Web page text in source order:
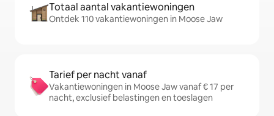
Totaal aantal vakantiewoningen
Ontdek 110 vakantiewoningen in Moose Jaw
Tarief per nacht vanaf
Vakantiewoningen in Moose Jaw vanaf € 17 per
nacht, exclusief belastingen en toeslagen